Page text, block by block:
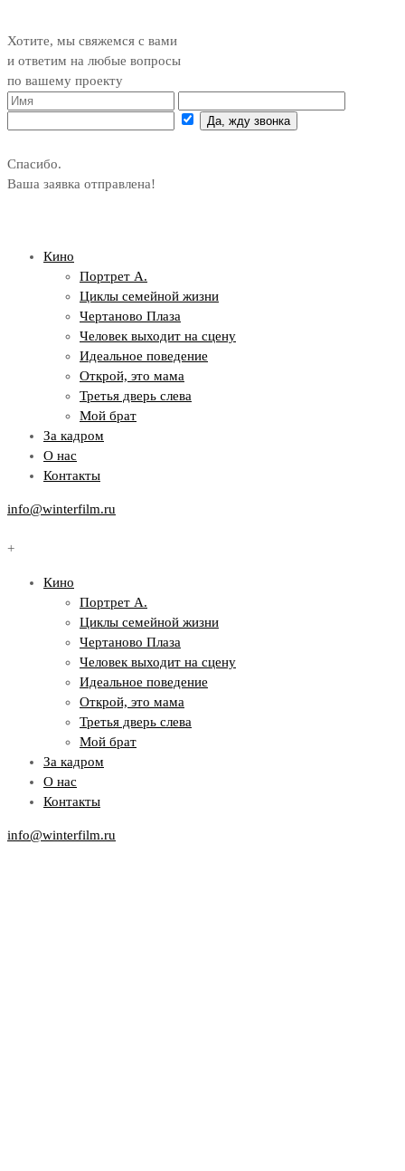
Хотите, мы свяжемся с вами
и ответим на любые вопросы
по вашему проекту
Да, жду звонка
Спасибо.
Ваша заявка отправлена!
Кино
Портрет А.
Циклы семейной жизни
Чертаново Плаза
Человек выходит на сцену
Идеальное поведение
Открой, это мама
Третья дверь слева
Мой брат
За кадром
О нас
Контакты
info@winterfilm.ru
+
Кино
Портрет А.
Циклы семейной жизни
Чертаново Плаза
Человек выходит на сцену
Идеальное поведение
Открой, это мама
Третья дверь слева
Мой брат
За кадром
О нас
Контакты
info@winterfilm.ru